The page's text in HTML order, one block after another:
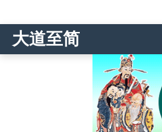
大道至简